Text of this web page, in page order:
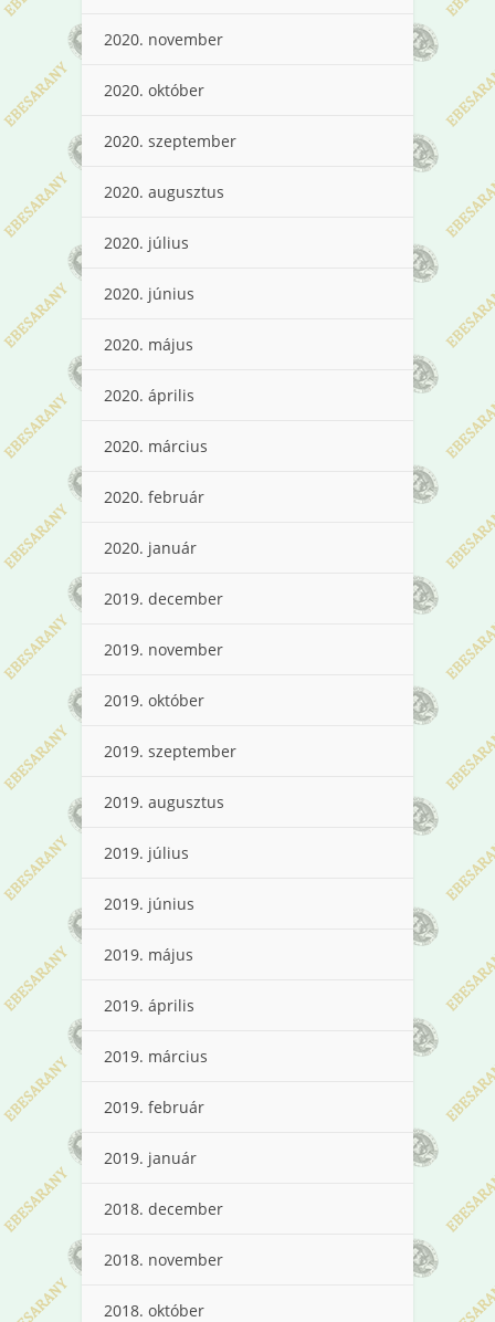
2020. november
2020. október
2020. szeptember
2020. augusztus
2020. július
2020. június
2020. május
2020. április
2020. március
2020. február
2020. január
2019. december
2019. november
2019. október
2019. szeptember
2019. augusztus
2019. július
2019. június
2019. május
2019. április
2019. március
2019. február
2019. január
2018. december
2018. november
2018. október